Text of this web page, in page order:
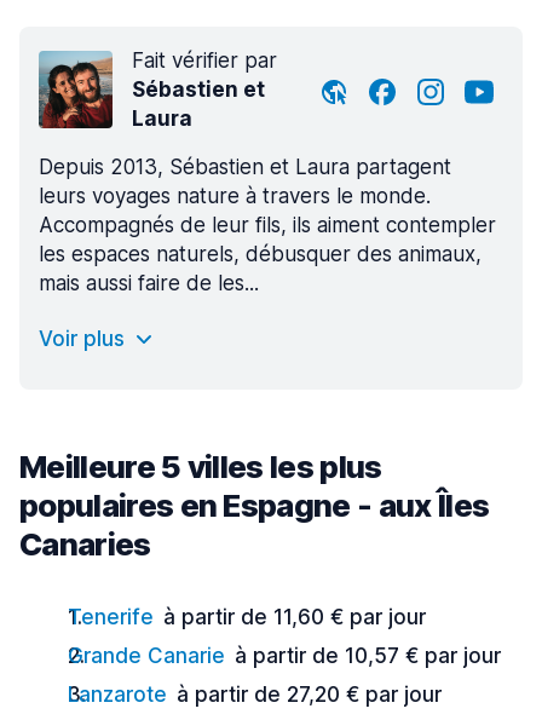
Fait vérifier par
Sébastien et
Laura
Depuis 2013, Sébastien et Laura partagent
leurs voyages nature à travers le monde.
Accompagnés de leur fils, ils aiment contempler
les espaces naturels, débusquer des animaux,
mais aussi faire de les...
Voir plus
Meilleure 5 villes les plus
populaires en Espagne - aux Îles
Canaries
Tenerife à partir de 11,60 € par jour
Grande Canarie à partir de 10,57 € par jour
Lanzarote à partir de 27,20 € par jour